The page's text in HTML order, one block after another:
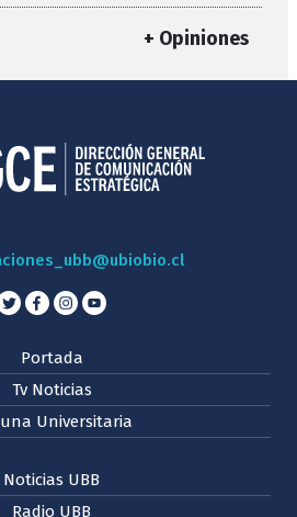
+ Opiniones
Portada
Tv Noticias
Universitaria
Noticias UBB
Radio UBB